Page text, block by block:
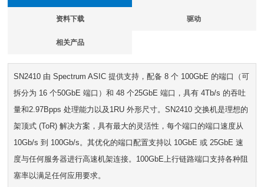
资料下载 驱动
相关产品
SN2410 由 Spectrum ASIC 提供支持，配备 8 个 100GbE 的端口（可
拆分为 16 个50GbE 端口）和 48 个25GbE 端口，具有 4Tb/s 的吞吐
量和2.97Bpps 处理能力以及1RU 外形尺寸。SN2410 交换机是理想的
架顶式 (ToR) 解决方案，具有最大的灵活性，每个端口的端口速度从
10Gb/s 到 100Gb/s。其优化的端口配置支持以 10GbE 或 25GbE 速
度与任何服务器进行高速机架连接。100GbE上行链路端口支持各种阻
塞率以满足任何应用要求。